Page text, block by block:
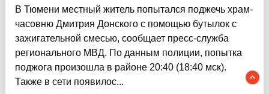
В Тюмени местный житель попытался поджечь храм-
часовню Дмитрия Донского с помощью бутылок с
зажигательной смесью, сообщает пресс-служба
регионального МВД. По данным полиции, попытка
поджога произошла в районе 20:40 (18:40 мск).
Также в сети появилос...